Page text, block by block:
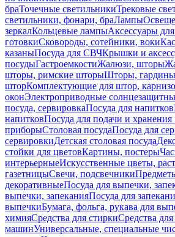
браТочечные светильникиТрековые
светильники, фонари, браЛампы
зеркалКольцевые лампыАксессуары
готовкиСковороды, сотейники, воки
казаныПосуда для СВЧКрышки и
посудыГастроемкостиЖалюзи, шторы
шторы, римские шторыШторы, гардины
шторКомплектующие для штор,
оконЭлектроприводные
посуда, сервировкаПосуда для напитков
напитковПосуда для подачи и хранения
приборыСтоловая посудаПосуда для
сервировкиДетская столовая посуда
стойки для цветовКартины, постеры
интерьерныеИскусственные цветы,
газетницыСвечи, подсвечники
декоративныеПосуда для выпечки,
выпечки, запеканияПосуда для
выпечкиБумага, фольга, рукава для
химияСредства для стиркиСредства
машинУниверсальные, специальные